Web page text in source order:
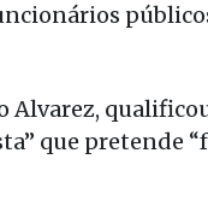
Alvarez,
que pretende